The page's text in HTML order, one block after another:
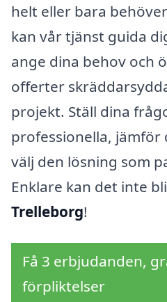
helt eller bara
kan vår tjänst guida
ange dina behov och
offerter
projekt. Ställ dina
professionella, jämför
välj den lösning som
Enklare kan det inte
Trelleborg!
Få 3 erbjudanden,
förpliktelser